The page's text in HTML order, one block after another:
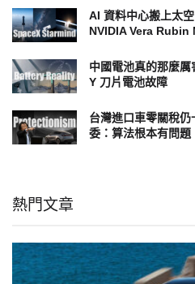
AI 資料中心搬上太
NVIDIA Vera Rubin
中國電池真的那麼
Y 刀片電池故障
台灣進口車零關稅
委：算法根本有問題
熱門文章